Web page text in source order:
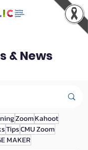
& News
ZoomKahoot
TipsCMU Zoom
MAKER